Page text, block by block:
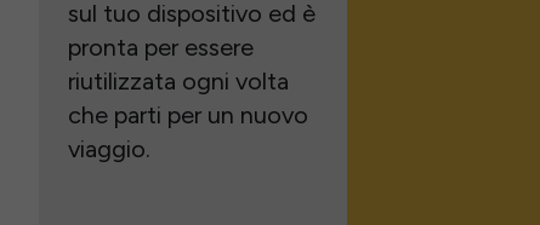
sul tuo dispositivo ed è
pronta per essere
riutilizzata ogni volta
che parti per un nuovo
viaggio.